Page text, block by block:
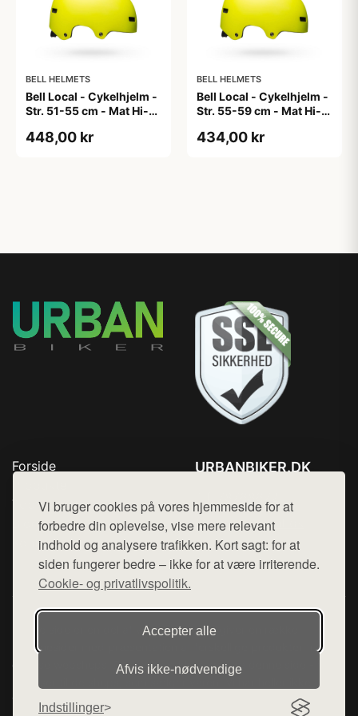
Vi bruger cookies på vores hjemmeside for at
forbedre din oplevelse, vise mere relevant
indhold og analysere trafikken. Kort sagt: for at
siden fungerer bedre – ikke for at være irriterende.
Cookie- og privatlivspolitik.
Accepter alle
Afvis ikke‑nødvendige
Indstillinger
BELL HELMETS
Bell Local - Cykelhjelm -
Str. 51-55 cm - Mat Hi-
448,00 kr
BELL HELMETS
Bell Local - Cykelhjelm -
Str. 55-59 cm - Mat Hi-
434,00 kr
Forside
Top Rabatter
Blog
Kontakt
URBANBIKER.DK
Mail: hej@want.dk
Cookie- og privatlivspolitik
Denne side er en del af want.dk, der udgiver en række
hjemmesider med præsentation af forskellige produkter fra
diverse webshops. Der sælges ikke varer fra denne side - vi
varerne på lager.